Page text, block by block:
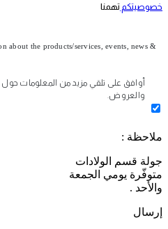
خصوصيتكم تهمنا
about the products/services, events, news &
أوافق على تلقي مزيد من المعلومات حول
والعروض.
ملاحظة :
جولة قسم الولادات
متوفّرة يومي الجمعة
والأحد .
إرسال